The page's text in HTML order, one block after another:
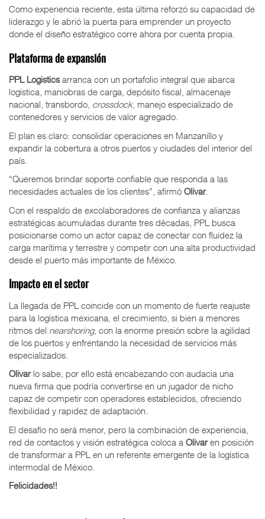
Como experiencia reciente, esta última reforzó su capacidad de
liderazgo y le abrió la puerta para emprender un proyecto
donde el diseño estratégico corre ahora por cuenta propia.
Plataforma de expansión
PPL Logisticsarranca con un portafolio integral que abarca
logística, maniobras de carga, depósito fiscal, almacenaje
nacional, transbordo, crossdock, manejo especializado de
contenedores y servicios de valor agregado.
El plan es claro: consolidar operaciones en Manzanillo y
expandir la cobertura a otros puertos y ciudades del interior del
país.
“Queremos brindar soporte confiable que responda a las
necesidades actuales de los clientes”, afirmó Olivar.
Con el respaldo de excolaboradores de confianza y alianzas
estratégicas acumuladas durante tres décadas, PPL busca
posicionarse como un actor capaz de conectar con fluidez la
carga marítima y terrestre y competir con una alta productividad
desde el puerto más importante de México.
Impacto en el sector
La llegada de PPL coincide con un momento de fuerte reajuste
para la logística mexicana, el crecimiento, si bien a menores
ritmos del nearshoring, con la enorme presión sobre la agilidad
de los puertos y enfrentando la necesidad de servicios más
especializados.
Olivarlo sabe, por ello está encabezando con audacia una
nueva firma que podría convertirse en un jugador de nicho
capaz de competir con operadores establecidos, ofreciendo
flexibilidad y rapidez de adaptación.
El desafío no será menor, pero la combinación de experiencia,
red de contactos y visión estratégica coloca a Olivaren posición
de transformar a PPL en un referente emergente de la logística
intermodal de México.
Felicidades!!